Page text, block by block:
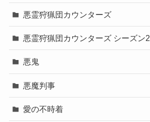
悪霊狩猟団カウンターズ
悪霊狩猟団カウンターズ シーズン2
悪鬼
悪魔判事
愛の不時着